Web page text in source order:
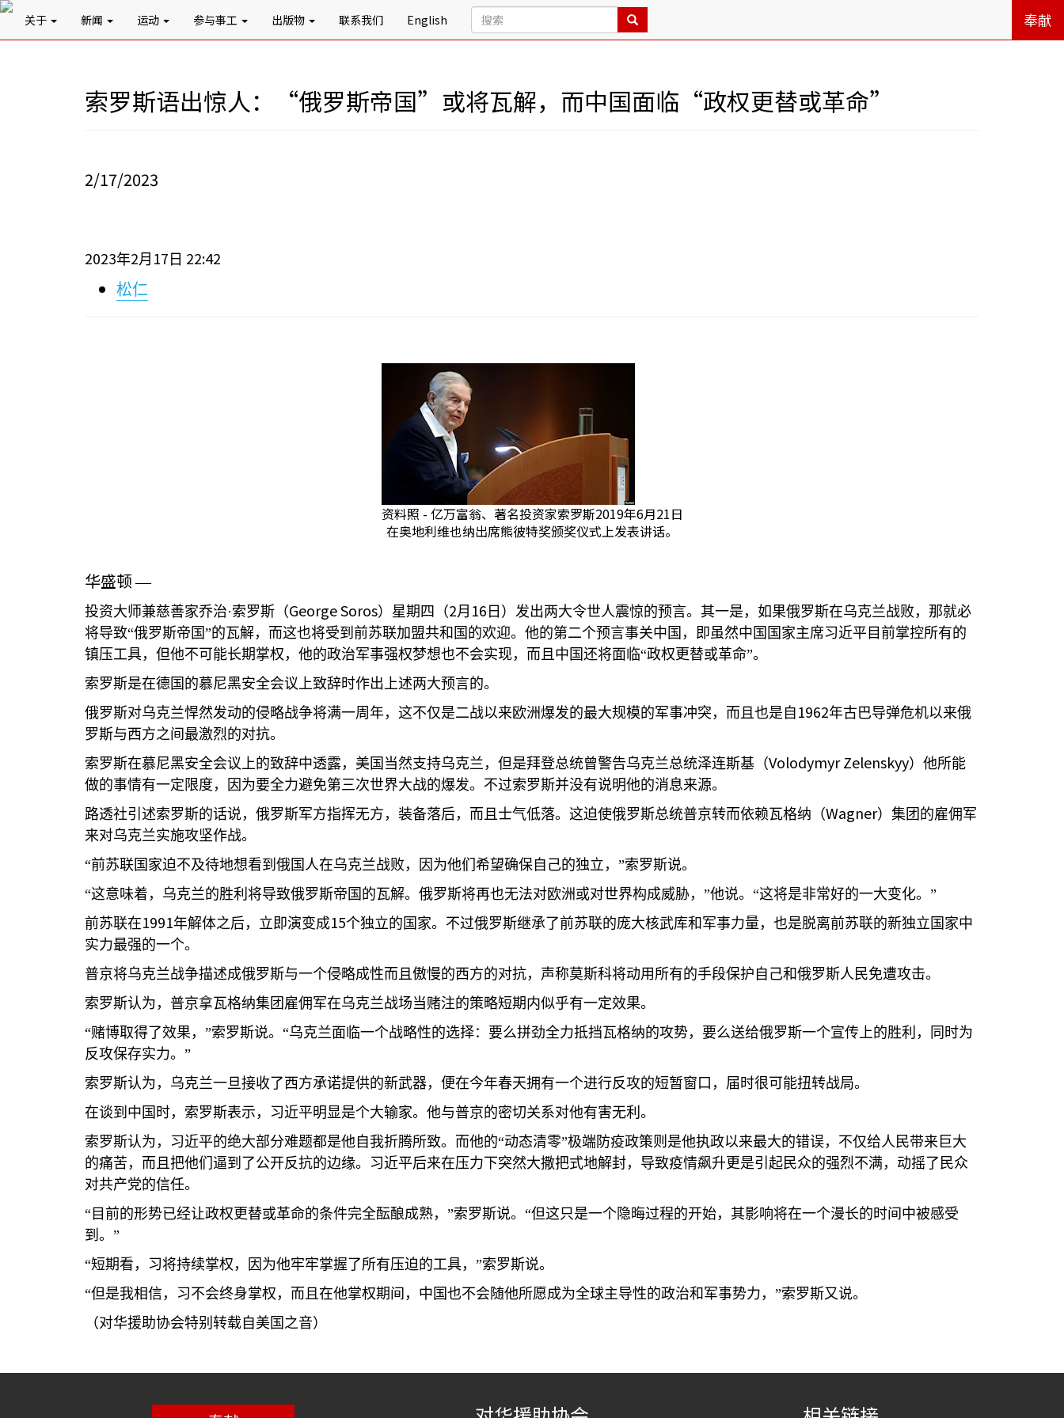
关于 新闻 运动 参与事工 出版物 联系我们 English 奉献
索罗斯语出惊人：“俄罗斯帝国”或将瓦解，而中国面临“政权更替或革命”
2/17/2023
2023年2月 17 日 22:42
松仁
资料照 - 亿万富翁、著名投资家索罗斯2019年6月21日
在奥地利维也纳出席熊彼特奖颁奖仪式上发表讲话。
华盛顿 —
投资大师兼慈善家乔治·索罗斯（George Soros）星期四（2月 16 日）发出两大令世人震惊的预言。其一是，如果俄罗斯在乌克兰战败，那就必
将导致“俄罗斯帝国”的瓦解，而这也将受到前苏联加盟共和国的欢迎。他的第二个预言事关中国，即虽然中国国家主席习近平目前掌控所有的
镇压工具，但他不可能长期掌权，他的政治军事强权梦想也不会实现，而且中国还将面临“政权更替或革命”。
索罗斯是在德国的慕尼黑安全会议上致辞时作出上述两大预言的。
俄罗斯对乌克兰悍然发动的侵略战争将满一周年，这不仅是二战以来欧洲爆发的最大规模的军事冲突，而且也是自 1962年古巴导弹危机以来俄
罗斯与西方之间最激烈的对抗。
索罗斯在慕尼黑安全会议上的致辞中透露，美国当然支持乌克兰，但是拜登总统曾警告乌克兰总统泽连斯基（Volodymyr Zelenskyy）他所能
做的事情有一定限度，因为要全力避免第三次世界大战的爆发。不过索罗斯并没有说明他的消息来源。
路透社引述索罗斯的话说，俄罗斯军方指挥无方，装备落后，而且士气低落。这迫使俄罗斯总统普京转而依赖瓦格纳（Wagner）集团的雇佣军
来对乌克兰实施攻坚作战。
“前苏联国家迫不及待地想看到俄国人在乌克兰战败，因为他们希望确保自己的独立，”索罗斯说。
“这意味着，乌克兰的胜利将导致俄罗斯帝国的瓦解。俄罗斯将再也无法对欧洲或对世界构成威胁，”他说。“这将是非常好的一大变化。”
前苏联在1991年解体之后，立即演变成15个独立的国家。不过俄罗斯继承了前苏联的庞大核武库和军事力量，也是脱离前苏联的新独立国家中
实力最强的一个。
普京将乌克兰战争描述成俄罗斯与一个侵略成性而且傲慢的西方的对抗，声称莫斯科将动用所有的手段保护自己和俄罗斯人民免遭攻击。
索罗斯认为，普京拿瓦格纳集团雇佣军在乌克兰战场当赌注的策略短期内似乎有一定效果。
“赌博取得了效果，”索罗斯说。“乌克兰面临一个战略性的选择：要么拼劲全力抵挡瓦格纳的攻势，要么送给俄罗斯一个宣传上的胜利，同时为
反攻保存实力。”
索罗斯认为，乌克兰一旦接收了西方承诺提供的新武器，便在今年春天拥有一个进行反攻的短暂窗口，届时很可能扭转战局。
在谈到中国时，索罗斯表示，习近平明显是个大输家。他与普京的密切关系对他有害无利。
索罗斯认为，习近平的绝大部分难题都是他自我折腾所致。而他的“动态清零”极端防疫政策则是他执政以来最大的错误，不仅给人民带来巨大
的痛苦，而且把他们逼到了公开反抗的边缘。习近平后来在压力下突然大撒把式地解封，导致疫情飙升更是引起民众的强烈不满，动摇了民众
对共产党的信任。
“目前的形势已经让政权更替或革命的条件完全酝酿成熟，”索罗斯说。“但这只是一个隐晦过程的开始，其影响将在一个漫长的时间中被感受
到。”
“短期看，习将持续掌权，因为他牢牢掌握了所有压迫的工具，”索罗斯说。
“但是我相信，习不会终身掌权，而且在他掌权期间，中国也不会随他所愿成为全球主导性的政治和军事势力，”索罗斯又说。
（对华援助协会特别转载自美国之音）